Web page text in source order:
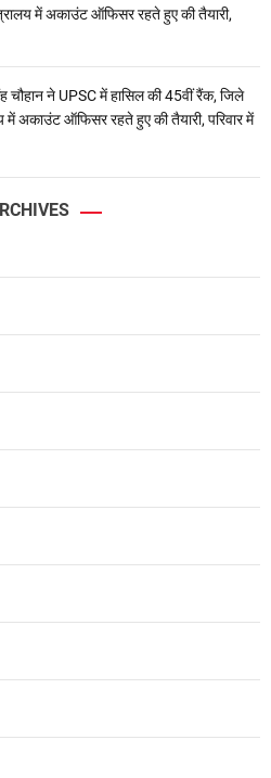
में अकाउंट ऑफिसर रहते हुए की तैयारी,
चौहान ने UPSC में हासिल की 45वीं रैंक, जिले
में अकाउंट ऑफिसर रहते हुए की तैयारी, परिवार में